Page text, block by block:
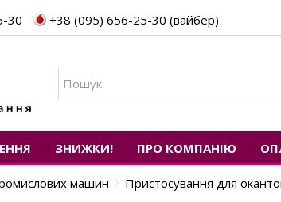
30 +38 (095) 656-25-30 (вайбер)
ЗНИЖКИ! ПРО КОМПАНІЮ
машин Пристосування для